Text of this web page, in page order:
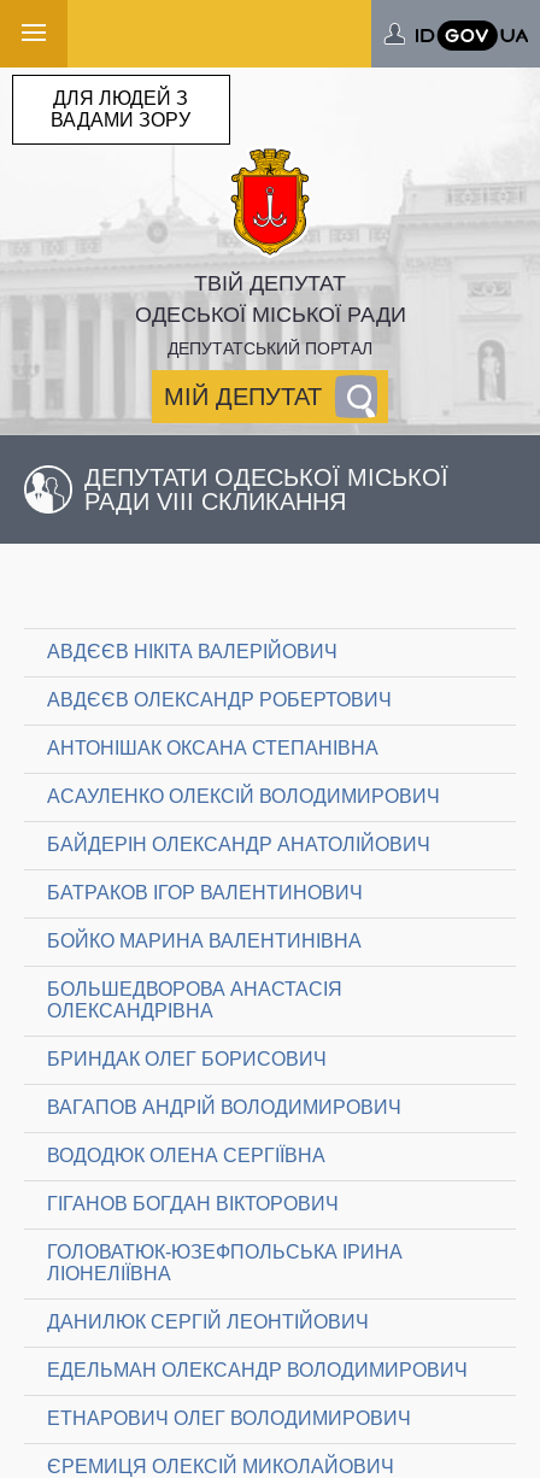
ТВІЙ ДЕПУТАТ
ОДЕСЬКОЇ МІСЬКОЇ РАДИ
ДЕПУТАТСЬКИЙ ПОРТАЛ
МІЙ ДЕПУТАТ
ДЛЯ ЛЮДЕЙ З
ВАДАМИ ЗОРУ
ДЕПУТАТИ ОДЕСЬКОЇ МІСЬКОЇ
РАДИ VIII СКЛИКАННЯ
АВДЄЄВ НІКІТА ВАЛЕРІЙОВИЧ
АВДЄЄВ ОЛЕКСАНДР РОБЕРТОВИЧ
АНТОНІШАК ОКСАНА СТЕПАНІВНА
АСАУЛЕНКО ОЛЕКСІЙ ВОЛОДИМИРОВИЧ
БАЙДЕРІН ОЛЕКСАНДР АНАТОЛІЙОВИЧ
БАТРАКОВ ІГОР ВАЛЕНТИНОВИЧ
БОЙКО МАРИНА ВАЛЕНТИНІВНА
БОЛЬШЕДВОРОВА АНАСТАСІЯ
ОЛЕКСАНДРІВНА
БРИНДАК ОЛЕГ БОРИСОВИЧ
ВАГАПОВ АНДРІЙ ВОЛОДИМИРОВИЧ
ВОДОДЮК ОЛЕНА СЕРГІЇВНА
ГІГАНОВ БОГДАН ВІКТОРОВИЧ
ГОЛОВАТЮК-ЮЗЕФПОЛЬСЬКА ІРИНА
ЛІОНЕЛІЇВНА
ДАНИЛЮК СЕРГІЙ ЛЕОНТІЙОВИЧ
ЕДЕЛЬМАН ОЛЕКСАНДР ВОЛОДИМИРОВИЧ
ЕТНАРОВИЧ ОЛЕГ ВОЛОДИМИРОВИЧ
ЄРЕМИЦЯ ОЛЕКСІЙ МИКОЛАЙОВИЧ